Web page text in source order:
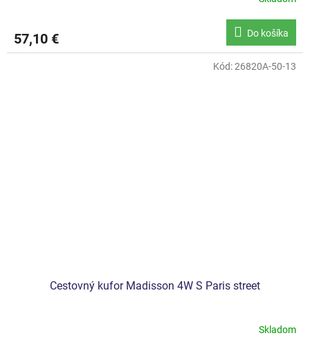
57,10 € Do košíka
Cestovný kufor Madisson 4W S Paris street
Skladom
Kód:26820A-50-13